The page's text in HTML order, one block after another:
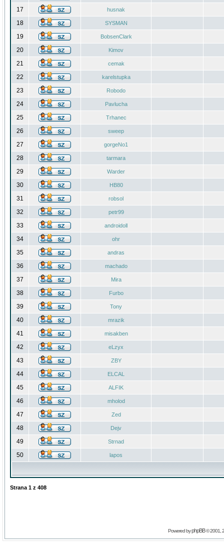
17 husnak
18 SYSMAN
19 BobsenClark
20 Kimov
21 cemak
22 karelstupka
23 Robodo
24 Pavlucha
25 Trhanec
26 sweep
27 gorgeNo1
28 tarmara
29 Warder
30 HB80
31 robsol
32 petr99
33 androidoll
34 ohr
35 andras
36 machado
37 Mira
38 Furbo
39 Tony
40 mrazik
41 misakben
42 eLzyx
43 ZBY
44 ELCAL
45 ALFIK
46 mholod
47 Zed
48 Dejv
49 Strnad
50 lapos
Strana 1 z 408
Powered byphpBB© 2001,